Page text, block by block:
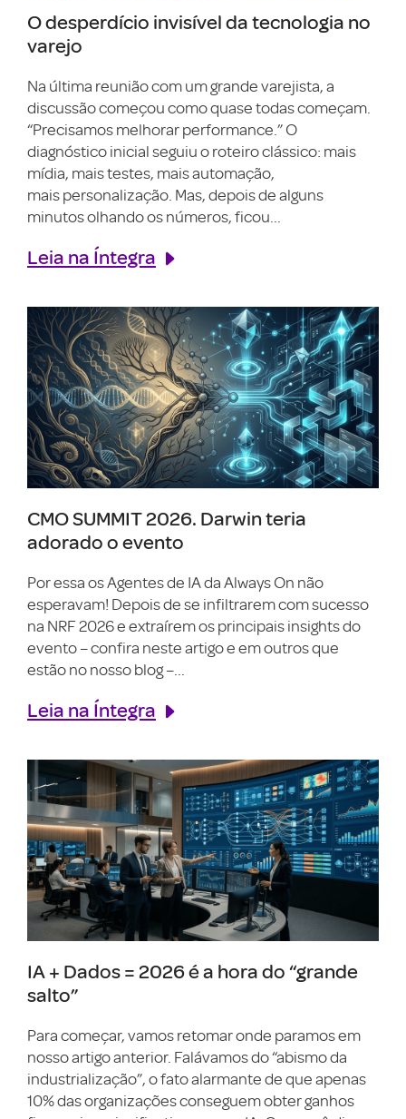
O desperdício invisível da tecnologia no
varejo
Na última reunião com um grande varejista, a
discussão começou como quase todas começam.
“Precisamos melhorar performance.” O
diagnóstico inicial seguiu o roteiro clássico: mais
mídia, mais testes, mais automação,
mais personalização. Mas, depois de alguns
minutos olhando os números, ficou...
Leia na Íntegra
CMO SUMMIT 2026. Darwin teria
adorado o evento
Por essa os Agentes de IA da Always On não
esperavam! Depois de se infiltrarem com sucesso
na NRF 2026 e extraírem os principais insights do
evento – confira neste artigo e em outros que
estão no nosso blog –...
Leia na Íntegra
IA + Dados = 2026 é a hora do “grande
salto”
Para começar, vamos retomar onde paramos em
nosso artigo anterior. Falávamos do “abismo da
industrialização”, o fato alarmante de que apenas
10% das organizações conseguem obter ganhos